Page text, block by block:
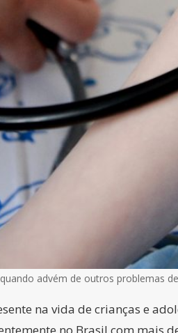
advém de outros problemas
na vida de crianças e